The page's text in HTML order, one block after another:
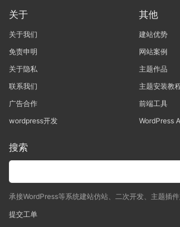
关于
关于我们
免责申明
关于隐私
联系我们
广告合作
wordpress开发
其他
建站优势
网站案例
主题作品
主题安装教
前端工具
WordPress
搜索
承接WordPress等系统建站仿站、二次开发、主题插件
提交工单